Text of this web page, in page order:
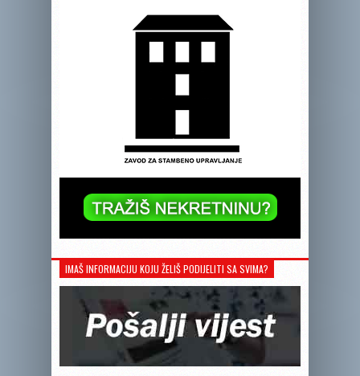
IMAŠ INFORMACIJU KOJU ŽELIŠ PODIJELITI SA SVIMA?